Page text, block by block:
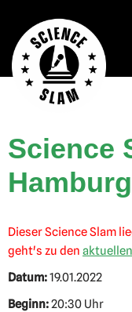
Zum
Inhalt
springen
Science
Dieser Science Slam
geht's zu den
Datum:19.01.2022
Beginn:20:30 Uhr